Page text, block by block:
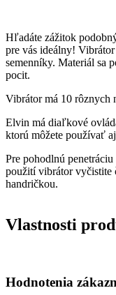
Hľadáte zážitok
pre vás ideálny!
semenníky. Materiál sa
pocit.
Vibrátor má 10 rôznych
Elvin má diaľkové
ktorú môžete používať
Pre pohodlnú
použití vibrátor vyčistite
handričkou.
Vlastnosti
Hodnotenia